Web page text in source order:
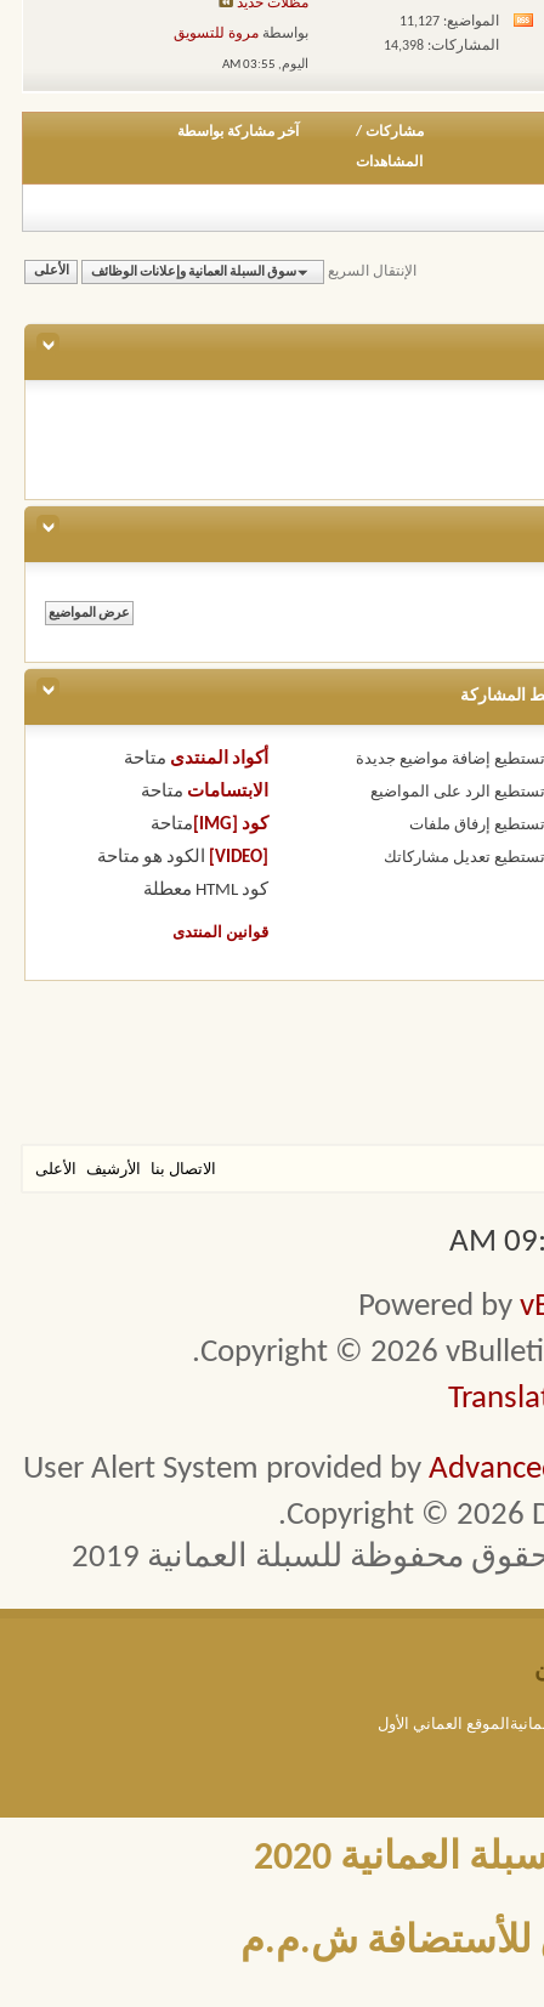
المنتدى
مشاهدة
هذا
المواضيع: 11,127
المشاركات: 14,398
مظلات حديد
بواسطة مروة للتسويق
اليوم, 03:55 AM
مشاركات /
المشاهدات
آخر مشاركة بواسطة
الإنتقال السريع سوق السبلة العمانية وإعلانات الوظائف الأعلى
المشاركة
تستطيع إضافة مواضيع جديدة
تستطيع الرد على المواضيع
تستطيع إرفاق ملفات
تستطيع تعديل مشاركاتك
أكواد المنتدى متاحة
الابتسامات متاحة
كود [IMG]
متاحة
الكود هو متاحة
كود HTML
معطلة
قوانين المنتدى
الاتصال بنا الأرشيف الأعلى
Powered by
Copyright © 2026
User Alert System provided by
Copyright © 2026
محفوظة للسبلة العمانية 2019
العماني الأول
2020
للأستضافة ش.م.م